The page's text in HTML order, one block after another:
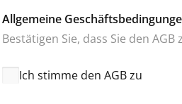
Allgemeine
Bestätigen Sie, dass Sie den
Ich stimme den AGB zu